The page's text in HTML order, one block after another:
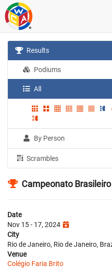
Results
Podiums
All
By Person
Scrambles
Campeonato
Date
Nov 15 - 17, 2024
City
Rio de Janeiro, Rio de Janeiro,
Venue
Colégio Faria Brito